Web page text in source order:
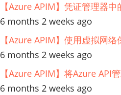
【Azure APIM】凭证管理器
6 months 2 weeks ago
【Azure APIM】使用虚拟网
6 months 2 weeks ago
【Azure APIM】将Azure API
6 months 2 weeks ago